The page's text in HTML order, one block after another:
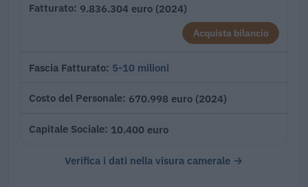
Fatturato 9.836.304 euro (2024)
Acquista bilancio
Fascia Fatturato 5-10 milioni
Costo del Personale 670.998 euro (2024)
Capitale Sociale 10.400 euro
Verifica i dati nella visura camerale →